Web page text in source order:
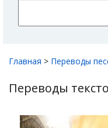
Главная > Переводы
Переводы